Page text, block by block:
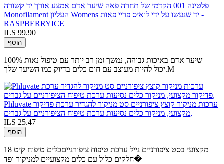
פלטינה 001 הקדמי של תחרה פאה שיער אדם אמצע אורך יד קשורה
Monofilament העליון Womens יד שנעשו על ידי לואיס פריי פאות -
RASPBERRYICE
ILS 99.90
הוסף
100% שיער אדם באיכות גבוהה, נמשך זמן רב יותר עם טיפול נאות
יכול להיות מעוצב עם חום כלים בדיוק כמו השיער שלך.M
Phluvate ערכות מניקור קוצץ ציפורניים סט מניקור להגדיר ערכת פדיקור
מקצועי, מניקור כלים נסיעות ערכת טיפוח הציפורניים על גברים,
ILS 25.47
הוסף
מקצועי בסט ציפורניים נייל ערכת טיפוח ציפורנייםכלים טיפוח קיט 18
חלקים כלול עם כלים מקצועיים למניקור ופד�